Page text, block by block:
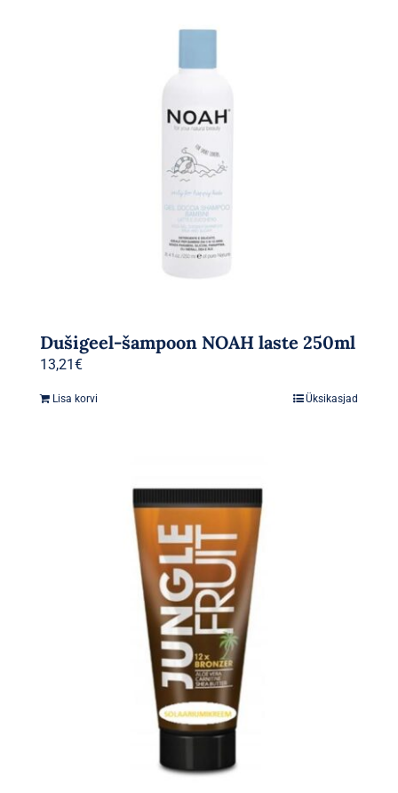
Dušigeel-šampoon NOAH laste 250ml
13,21€
Lisa korvi Üksikasjad